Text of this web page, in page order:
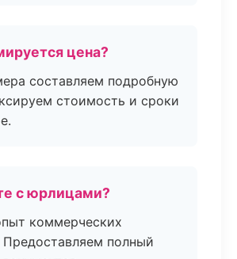
цена?
составляем подробную
стоимость и сроки
с юрлицами?
коммерческих
Предоставляем полный